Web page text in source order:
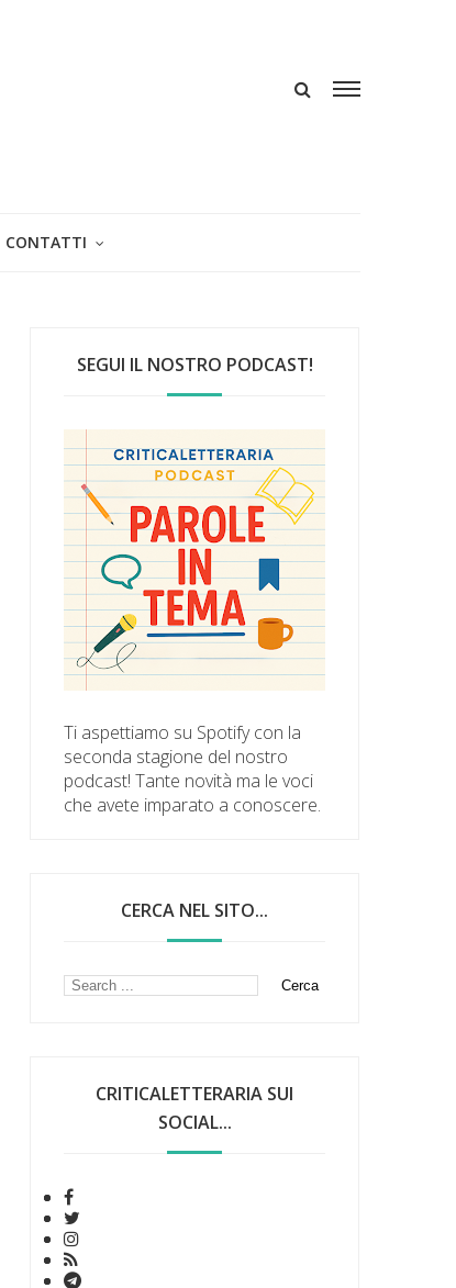
CONTATTI
SEGUI IL NOSTRO PODCAST!
Ti aspettiamo su Spotify con la
seconda stagione del nostro
podcast! Tante novità ma le voci
che avete imparato a conoscere.
CERCA NEL SITO...
CRITICALETTERARIA SUI
SOCIAL...